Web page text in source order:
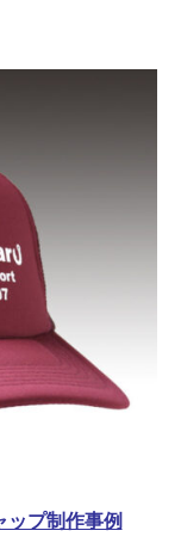
ップ制作事例